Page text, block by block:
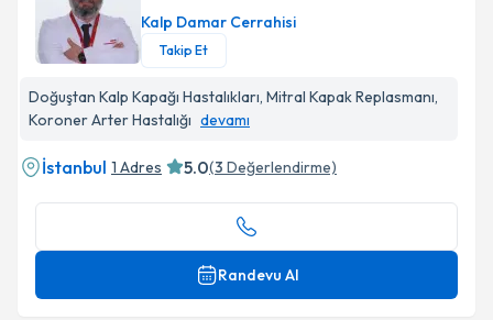
Kalp Damar Cerrahisi
Takip Et
Doğuştan Kalp Kapağı Hastalıkları, Mitral Kapak Replasmanı,
Koroner Arter Hastalığı devamı
İstanbul 1 Adres 5.0(3 Değerlendirme)
Randevu Al